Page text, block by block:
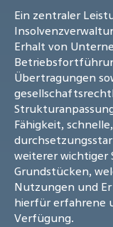
Ein zentraler
Erhalt von
Übertragungen
Fähigkeit,
weiterer wichtiger
Grundstücken,
Nutzungen und
hierfür erfahrene
Verfügung.